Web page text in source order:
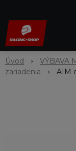
Úvod VÝBAVA
zariadenia
AIM